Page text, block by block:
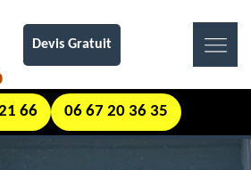
Devis Gratuit
66 06 67 20 36 35